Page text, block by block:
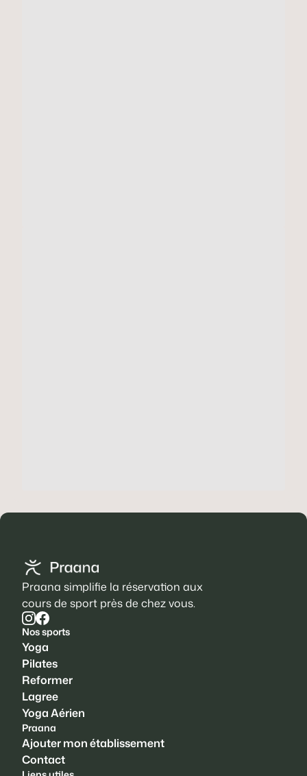
Praana simplifie la réservation aux
cours de sport près de chez vous.
Nos sports
Yoga
Pilates
Reformer
Lagree
Yoga Aérien
Praana
Ajouter mon établissement
Contact